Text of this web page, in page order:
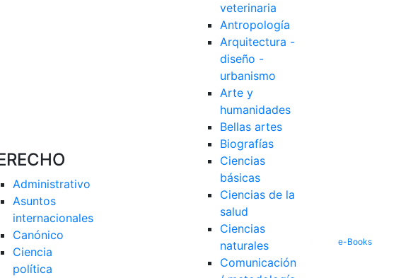
Administrativo
Asuntos
internacionales
Canónico
Ciencia
política
veterinaria
Antropología
Arquitectura -
diseño -
urbanismo
Arte y
humanidades
Bellas artes
Biografías
Ciencias
básicas
Ciencias de la
salud
Ciencias
naturales
Comunicación
e-Books